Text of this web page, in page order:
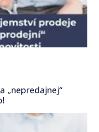
„nepredajnej“